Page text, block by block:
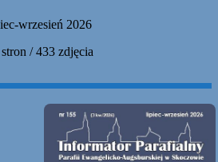
wrzesień 2026
/ 433 zdjęcia